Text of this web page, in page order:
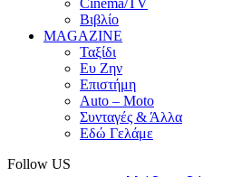
Βιβλίο
MAGAZINE
Ταξίδι
Ευ Ζην
Επιστήμη
Auto – Moto
Συνταγές & Άλλα
Εδώ Γελάμε
Follow US